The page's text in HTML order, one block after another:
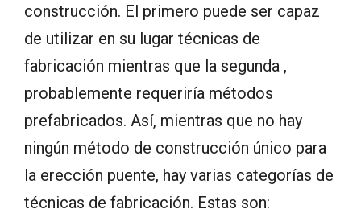
construcción. El primero puede ser capaz
de utilizar en su lugar técnicas de
fabricación mientras que la segunda ,
probablemente requeriría métodos
prefabricados. Así, mientras que no hay
ningún método de construcción único para
la erección puente, hay varias categorías de
técnicas de fabricación. Estas son: